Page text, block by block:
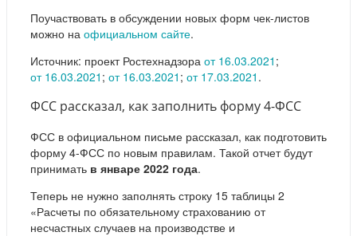
Поучаствовать в обсуждении новых форм чек-листов
можно на официальном сайте.
Источник: проект Ростехнадзора от 16.03.2021 ;
от 16.03.2021 ; от 16.03.2021 ; от 17.03.2021 .
ФСС рассказал, как заполнить форму 4-ФСС
ФСС в официальном письме рассказал, как подготовить
форму 4-ФСС по новым правилам. Такой отчет будут
принимать в январе 2022 года.
Теперь не нужно заполнять строку 15 таблицы 2
«Расчеты по обязательному страхованию от
несчастных случаев на производстве и